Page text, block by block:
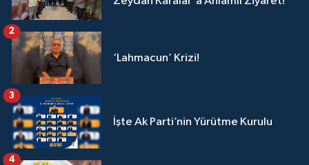
‘Lahmacun’ Krizi!
2
İşte Ak Parti’nin Yürütme Kurulu
3
4